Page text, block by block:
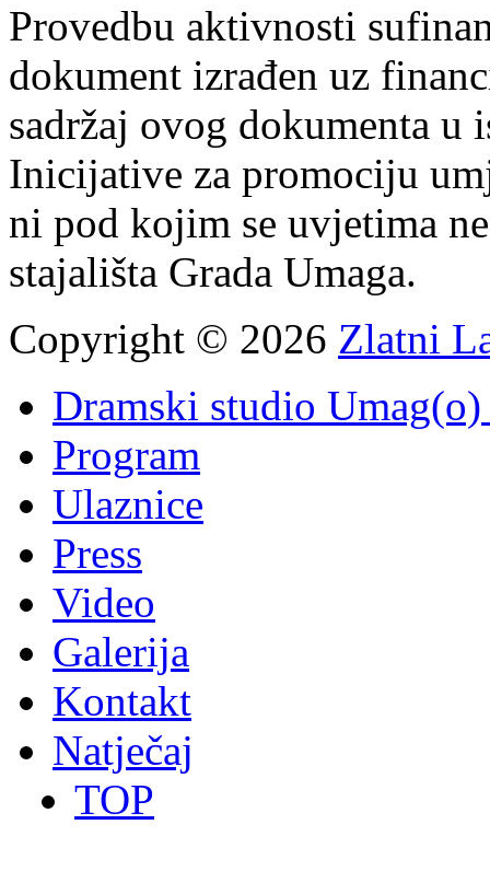
Provedbu aktivnosti
dokument izrađen uz
sadržaj ovog dokumenta
Inicijative za promociju
ni pod kojim se uvjetima
stajališta Grada Umaga.
Copyright © 2026 Zlatni
Dramski studio
Program
Ulaznice
Press
Video
Galerija
Kontakt
Natječaj
TOP